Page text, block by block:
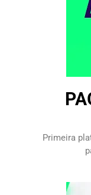
Primeira